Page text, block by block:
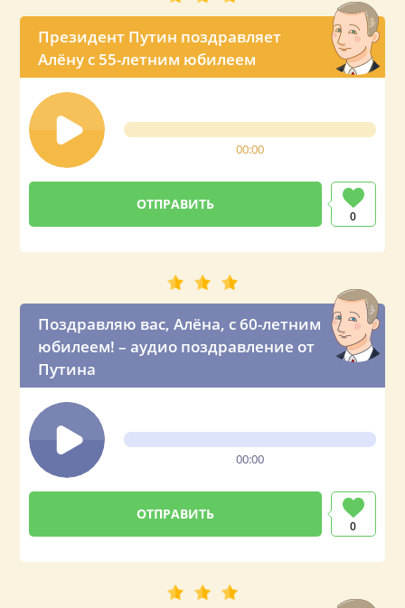
Президент Путин поздравляет
Алёну с 55-летним юбилеем
00:00
0
Поздравляю вас, Алёна, с 60-летним
юбилеем! – аудио поздравление от
Путина
00:00
0